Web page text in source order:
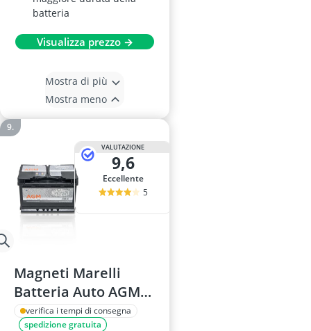
batteria
Visualizza prezzo →
Mostra di più
Mostra meno
VALUTAZIONE
9,6
Eccellente
5
Magneti Marelli
Batteria Auto AGM
80Ah
verifica i tempi di consegna
spedizione gratuita